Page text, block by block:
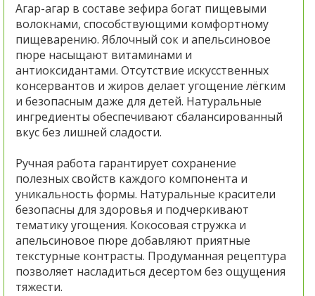
Агар-агар в составе зефира богат пищевыми
волокнами, способствующими комфортному
пищеварению. Яблочный сок и апельсиновое
пюре насыщают витаминами и
антиоксидантами. Отсутствие искусственных
консервантов и жиров делает угощение лёгким
и безопасным даже для детей. Натуральные
ингредиенты обеспечивают сбалансированный
вкус без лишней сладости.
Ручная работа гарантирует сохранение
полезных свойств каждого компонента и
уникальность формы. Натуральные красители
безопасны для здоровья и подчеркивают
тематику угощения. Кокосовая стружка и
апельсиновое пюре добавляют приятные
текстурные контрасты. Продуманная рецептура
позволяет насладиться десертом без ощущения
тяжести.